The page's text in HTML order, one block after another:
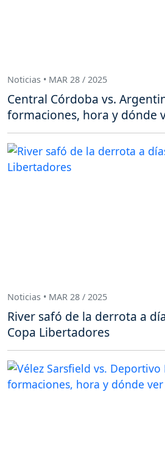
Noticias • MAR 28 / 2025
Central Córdoba vs.
formaciones, hora y dónde
Noticias • MAR 28 / 2025
River safó de la derrota a
Copa Libertadores